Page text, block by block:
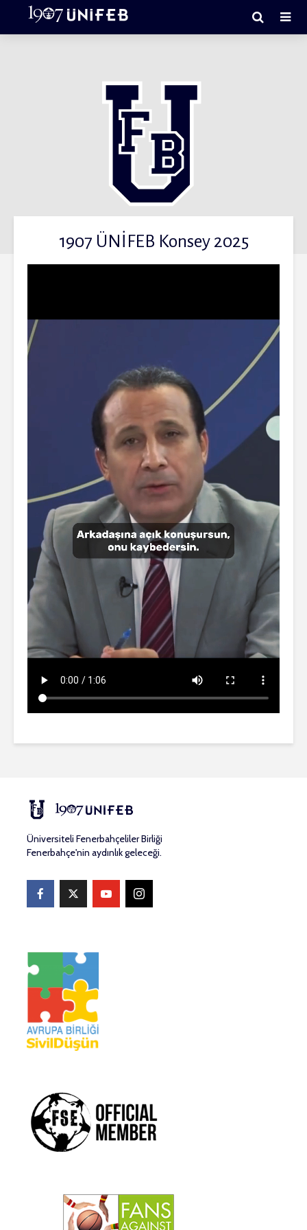
1907 ÜNİFEB Konsey 2025
Üniversiteli Fenerbahçeliler Birliği
Fenerbahçe'nin aydınlık geleceği.